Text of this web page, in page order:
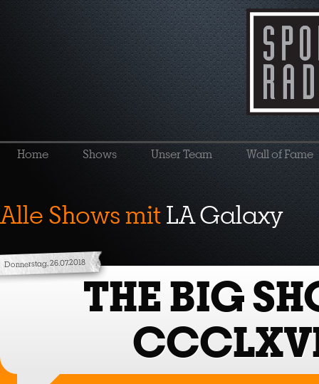
Home Shows Unser Team Wall of Fame
Alle Shows mitLA Galaxy
Donnerstag, 26.07.2018
THE BIG